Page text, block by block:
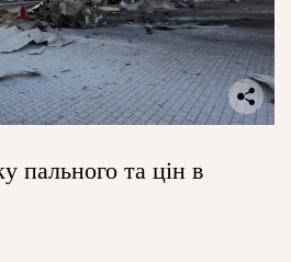
пального та цін в